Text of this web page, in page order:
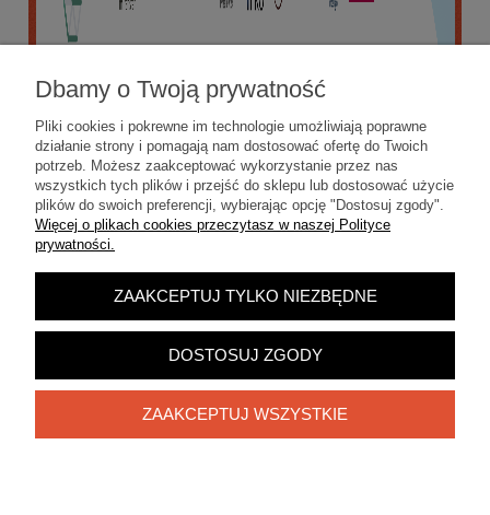
POKAŻ PEŁNĄ WERSJĘ STRONY
Sklep internetowy Shoper.pl
Dbamy o Twoją prywatność
Pliki cookies i pokrewne im technologie umożliwiają poprawne
działanie strony i pomagają nam dostosować ofertę do Twoich
potrzeb. Możesz zaakceptować wykorzystanie przez nas
wszystkich tych plików i przejść do sklepu lub dostosować użycie
plików do swoich preferencji, wybierając opcję "Dostosuj zgody".
Więcej o plikach cookies przeczytasz w naszej Polityce
prywatności.
ZAAKCEPTUJ TYLKO NIEZBĘDNE
DOSTOSUJ ZGODY
ZAAKCEPTUJ WSZYSTKIE